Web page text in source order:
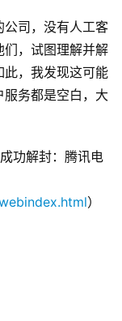
司，没有人工客
们，试图理解并解
此，我发现这可能
务都是空白，大
功解封：腾讯电
）